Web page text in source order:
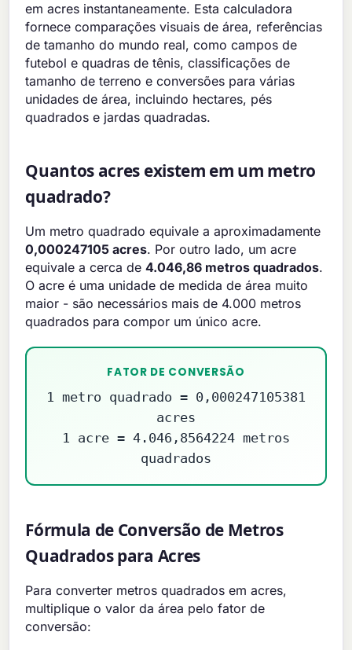
em acres instantaneamente. Esta calculadora
fornece comparações visuais de área, referências
de tamanho do mundo real, como campos de
futebol e quadras de tênis, classificações de
tamanho de terreno e conversões para várias
unidades de área, incluindo hectares, pés
quadrados e jardas quadradas.
Quantos acres existem em um metro
quadrado?
Um metro quadrado equivale a aproximadamente
0,000247105 acres. Por outro lado, um acre
equivale a cerca de4.046,86 metros quadrados.
O acre é uma unidade de medida de área muito
maior - são necessários mais de 4.000 metros
quadrados para compor um único acre.
FATOR DE CONVERSÃO
1 metro quadrado = 0,000247105381
acres
1 acre = 4.046,8564224 metros
quadrados
Fórmula de Conversão de Metros
Quadrados para Acres
Para converter metros quadrados em acres,
multiplique o valor da área pelo fator de
conversão: